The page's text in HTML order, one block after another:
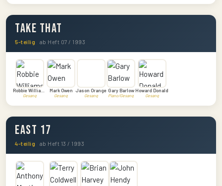
Take That
5-teilig ab Heft 07 / 1993
Gesang
Mark Owen
Gesang
Jason Orange
Gesang
Gary Barlow
Piano/Gesang
Howard Donald
Gesang
East 17
4-teilig ab Heft 13 / 1993